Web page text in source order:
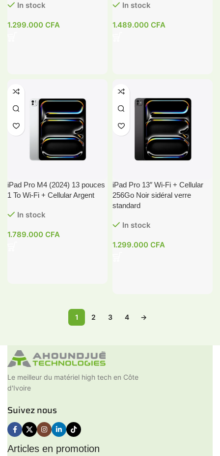
In stock
1.299.000 CFA
In stock
1.489.000 CFA
iPad Pro M4 (2024) 13 pouces
1 To Wi-Fi + Cellular Argent
In stock
1.789.000 CFA
iPad Pro 13″ Wi‑Fi + Cellular
256Go Noir sidéral verre
standard
In stock
1.299.000 CFA
1 2 3 4 →
Le meilleur du matériel high tech en Côte
d'Ivoire
Suivez nous
Articles en promotion